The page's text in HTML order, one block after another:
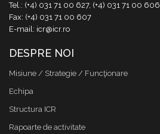
Tel.: (+4) 031 71 00 627, (+4) 031 71 00 606
Fax: (+4) 031 71 00 607
E-mail: icr@icr.ro
DESPRE NOI
Misiune / Strategie / Funcţionare
Echipa
Structura ICR
Rapoarte de activitate